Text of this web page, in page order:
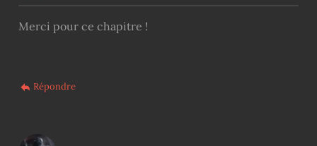
Merci pour ce chapitre !
Répondre